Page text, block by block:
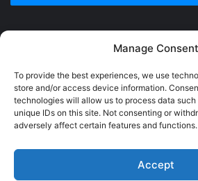
Manage Consent
To provide the best experiences, we use
store and/or access device information.
technologies will allow us to process data
unique IDs on this site. Not consenting or
adversely affect certain features and functions.
Accept